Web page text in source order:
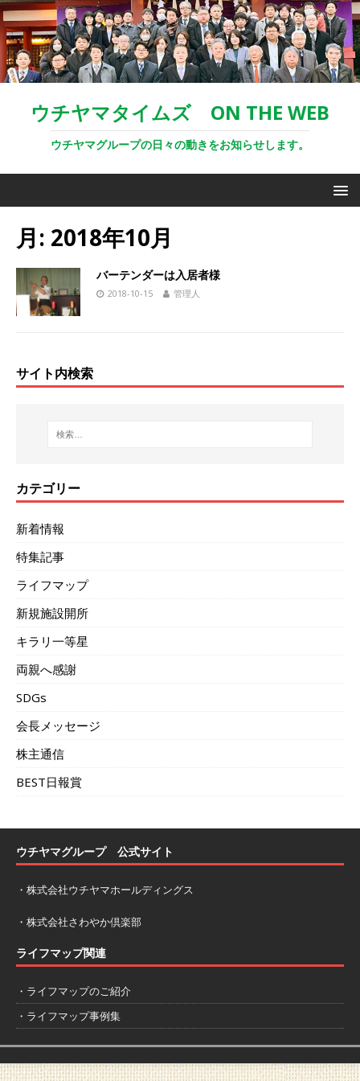
ウチヤマタイムズ ON THE WEB
ウチヤマグループの日々の動きをお知らせします。
月: 2018年10月
バーテンダーは入居者様
2018-10-15 管理人
サイト内検索
カテゴリー
新着情報
特集記事
ライフマップ
新規施設開所
キラリ一等星
両親へ感謝
SDGs
会長メッセージ
株主通信
BEST日報賞
ウチヤマグループ 公式サイト
・ 株式会社ウチヤマホールディングス
・ 株式会社さわやか倶楽部
ライフマップ関連
・ライフマップのご紹介
・ライフマップ事例集